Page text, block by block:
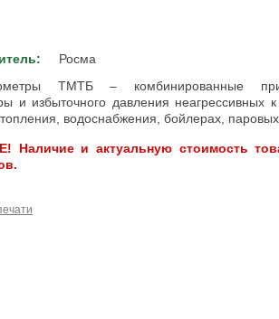
Росма
ТМТБ – комбинированные
и избыточного давления
водоснабжения, бойлерах, паровых
Наличие и актуальную стоимость